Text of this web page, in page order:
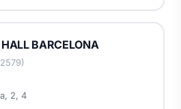
BARCELONA
2, 4